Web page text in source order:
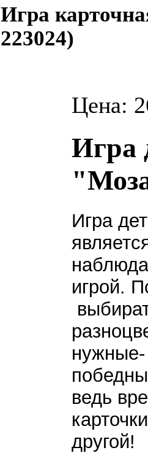
Игра
223024)
Цена:
Игра
Игра
игрой.
нужные-
ведь
другой!